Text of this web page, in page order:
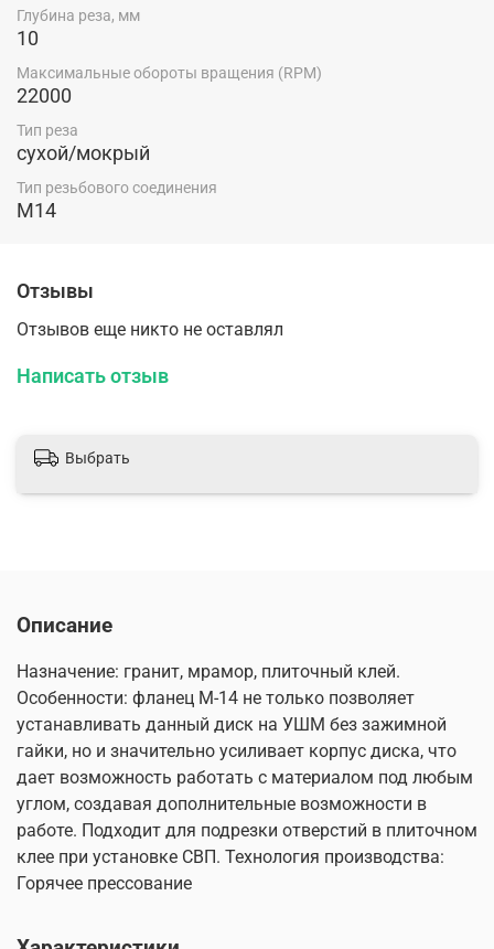
Глубина реза, мм
10
Максимальные обороты вращения (RPM)
22000
Тип реза
сухой/мокрый
Тип резьбового соединения
M14
Отзывы
Отзывов еще никто не оставлял
Написать отзыв
Выбрать
Описание
Назначение: гранит, мрамор, плиточный клей.
Особенности: фланец М-14 не только позволяет
устанавливать данный диск на УШМ без зажимной
гайки, но и значительно усиливает корпус диска, что
дает возможность работать с материалом под любым
углом, создавая дополнительные возможности в
работе. Подходит для подрезки отверстий в плиточном
клее при установке СВП. Технология производства:
Горячее прессование